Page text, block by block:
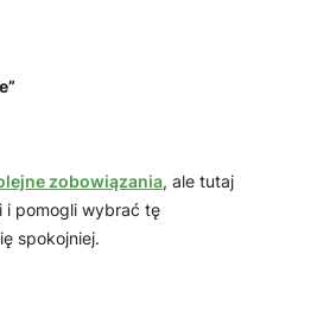
zobowiązania, ale tutaj
i pomogli wybrać tę
spokojniej.